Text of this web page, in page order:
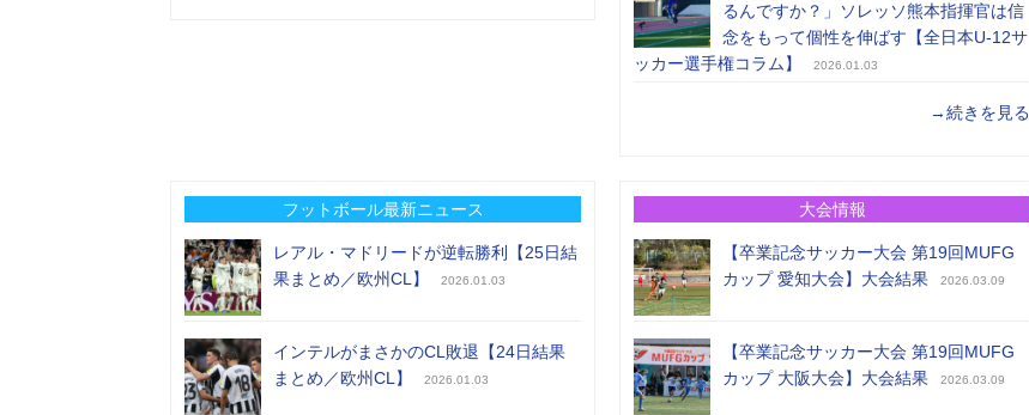
るんですか？」ソレッソ熊本指揮官は信
念をもって個性を伸ばす【全日本U-12サ
ッカー選手権コラム】
2026.01.03
→続きを見る
フットボール最新ニュース
レアル・マドリードが逆転勝利【25日結
果まとめ／欧州CL】
2026.01.03
インテルがまさかのCL敗退【24日結果
まとめ／欧州CL】
2026.01.03
大会情報
【卒業記念サッカー大会 第19回MUFG
カップ 愛知大会】大会結果
2026.03.09
【卒業記念サッカー大会 第19回MUFG
カップ 大阪大会】大会結果
2026.03.09